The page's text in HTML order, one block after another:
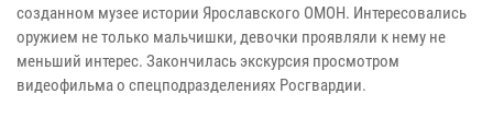
созданном музее истории Ярославского ОМОН. Интересовались
оружием не только мальчишки, девочки проявляли к нему не
меньший интерес. Закончилась экскурсия просмотром
видеофильма о спецподразделениях Росгвардии.